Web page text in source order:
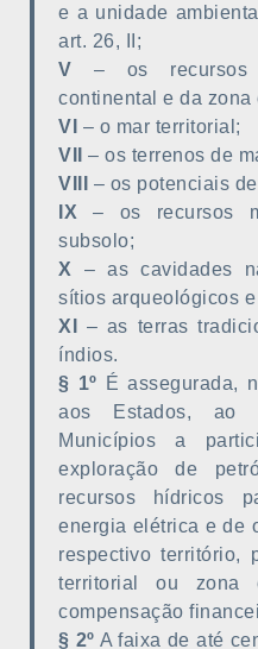
e a unidade
art. 26, II;
V – os recursos
continental e da
VI – o mar territorial;
VII
– os terrenos de
VIII
– os potenciais
IX – os recursos
subsolo;
X – as cavidades
sítios arqueológicos
XI
– as terras
índios.
§ 1º É assegurada,
aos Estados, ao
Municípios a
exploração de
recursos hídricos
energia elétrica e de
respectivo território,
territorial ou zona
compensação
§ 2º A faixa de até